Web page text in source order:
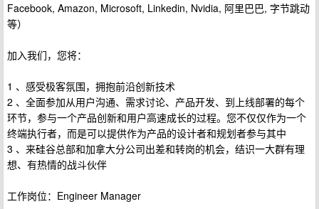
Facebook, Amazon, Microsoft, Linkedin, Nvidia, 阿里巴巴, 字节跳动
等）
加入我们，您将：
1 、感受极客氛围，拥抱前沿创新技术
2 、全面参加从用户沟通、需求讨论、产品开发、到上线部署的每个
环节，参与一个产品创新和用户高速成长的过程。您不仅仅作为一个
终端执行者，而是可以提供作为产品的设计者和规划者参与其中
3 、来硅谷总部和加拿大分公司出差和转岗的机会，结识一大群有理
想、有热情的战斗伙伴
工作岗位：Engineer Manager